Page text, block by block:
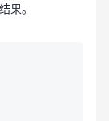
果。